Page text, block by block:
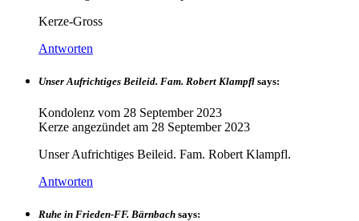
Kerze-Gross
Antworten
Unser Aufrichtiges Beileid. Fam. Robert Klampfl says:
Kondolenz vom 28 September 2023
Kerze angezündet am 28 September 2023
Unser Aufrichtiges Beileid. Fam. Robert Klampfl.
Antworten
Ruhe in Frieden-FF. Bärnbach says: